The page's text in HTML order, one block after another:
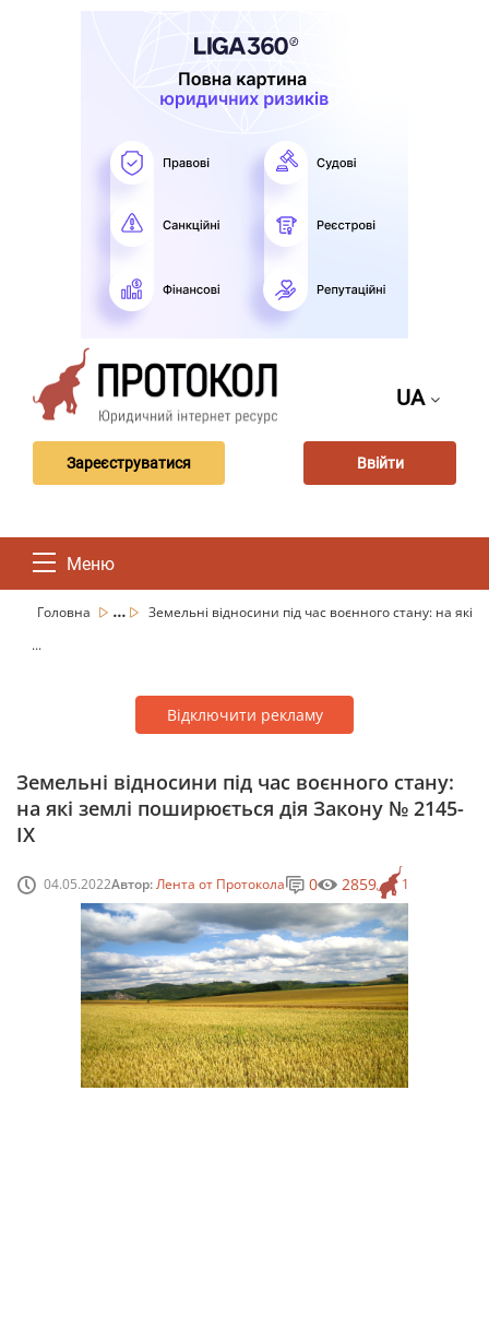
UA
Зареєструватися Ввійти
Меню
Головна ...
Земельні відносини під час воєнного стану: на які
...
Відключити рекламу
Земельні відносини під час воєнного стану:
на які землі поширюється дія Закону № 2145-
IX
04.05.2022Автор:Лента от Протокола 1
0 2859